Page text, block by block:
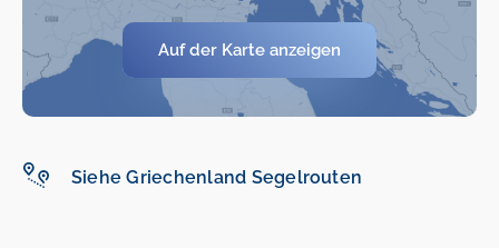
Auf der Karte anzeigen
Siehe Griechenland Segelrouten